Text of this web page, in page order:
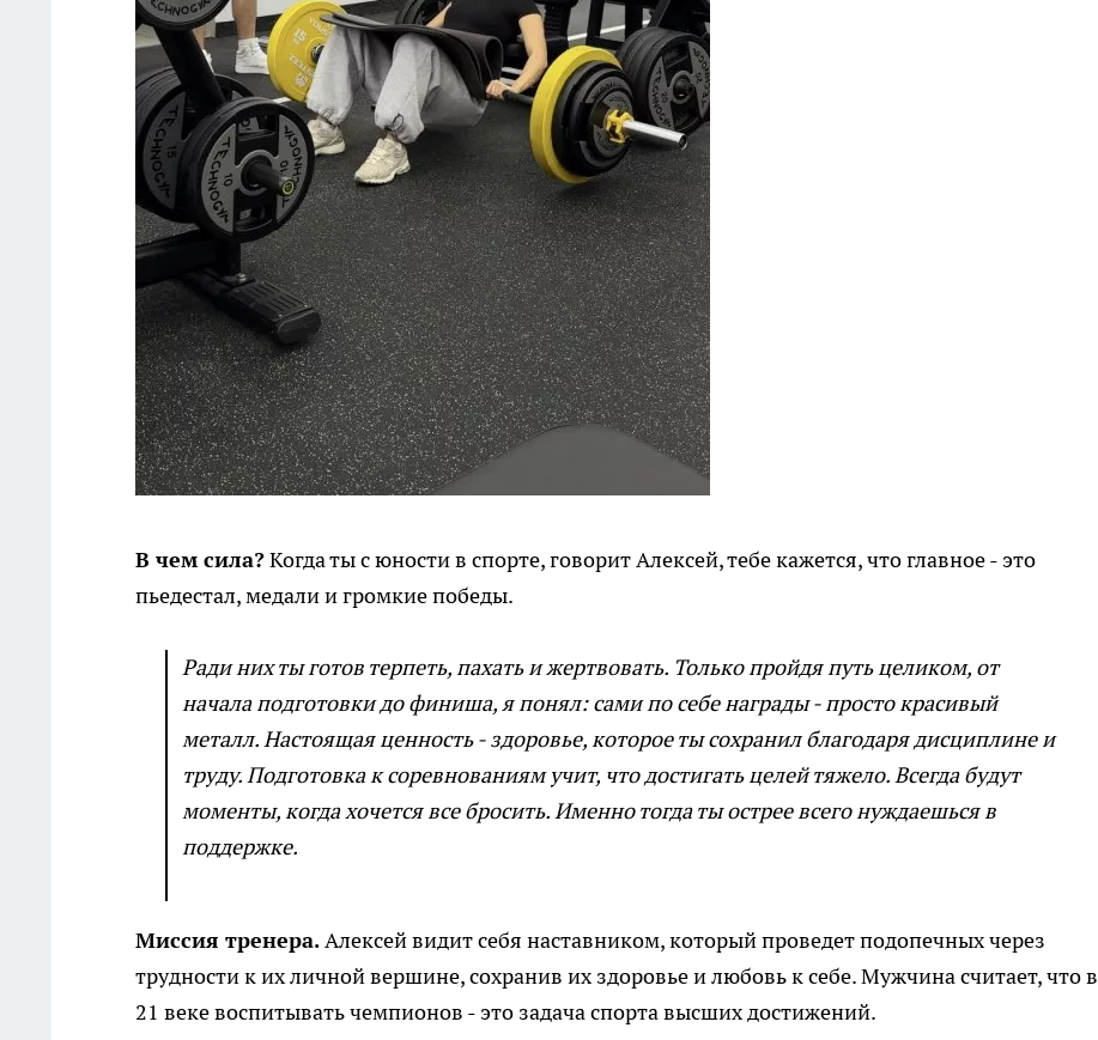
В чем сила?Когда ты с юности в спорте, говорит Алексей, тебе кажется, что главное - это
пьедестал, медали и громкие победы.
Ради них ты готов терпеть, пахать и жертвовать. Только пройдя путь целиком, от
начала подготовки до финиша, я понял: сами по себе награды - просто красивый
металл. Настоящая ценность - здоровье, которое ты сохранил благодаря дисциплине и
труду. Подготовка к соревнованиям учит, что достигать целей тяжело. Всегда будут
моменты, когда хочется все бросить. Именно тогда ты острее всего нуждаешься в
поддержке.
Миссия тренера.Алексей видит себя наставником, который проведет подопечных через
трудности к их личной вершине, сохранив их здоровье и любовь к себе. Мужчина считает, что в
21 веке воспитывать чемпионов - это задача спорта высших достижений.